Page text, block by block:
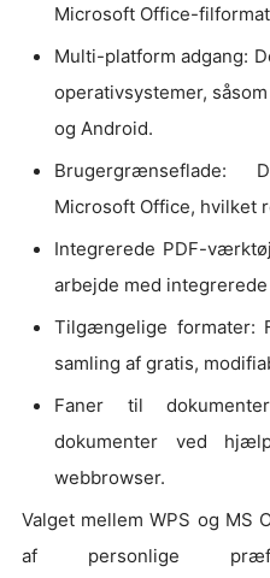
Microsoft Office-
Multi-platform adgang:
operativsystemer,
og Android.
Brugergrænseflade:
Microsoft Office, hvilket
Integrerede PDF-
arbejde med
Tilgængelige formater:
samling af gratis,
Faner til
dokumenter ved
webbrowser.
Valget mellem WPS og MS
af personlige